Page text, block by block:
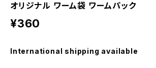
オリジナル ワーム袋 ワームパック
¥360
International shipping available